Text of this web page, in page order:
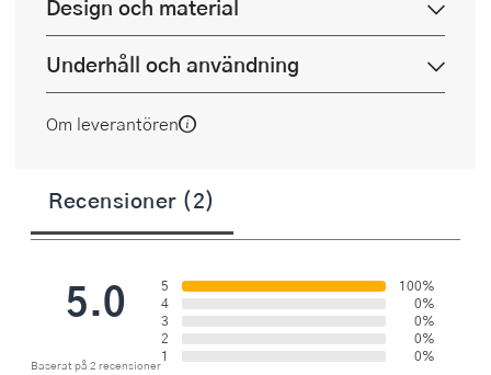
Design och material
Underhåll och användning
Om leverantören
Recensioner (2)
5.0
Baserat på 2 recensioner
5
100%
4
0%
3
0%
2
0%
1
0%